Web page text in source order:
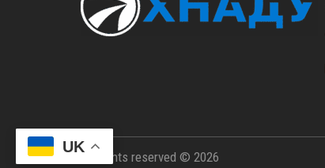
UK
All rights reserved © 2026